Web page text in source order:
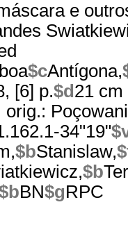
e
$cAntígona,
[6] p.$d 21 cm
orig.:
34"19"
$bStanislaw,
$b
BN$gRPC